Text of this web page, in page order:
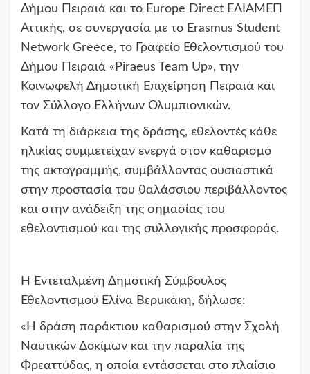
Δήμου Πειραιά και το Europe Direct ΕΛΙΑΜΕΠ
Αττικής, σε συνεργασία με το Erasmus Student
Network Greece, το Γραφείο Εθελοντισμού του
Δήμου Πειραιά «Piraeus Team Up», την
Κοινωφελή Δημοτική Επιχείρηση Πειραιά και
τον Σύλλογο Ελλήνων Ολυμπιονικών.
Κατά τη διάρκεια της δράσης, εθελοντές κάθε
ηλικίας συμμετείχαν ενεργά στον καθαρισμό
της ακτογραμμής, συμβάλλοντας ουσιαστικά
στην προστασία του θαλάσσιου περιβάλλοντος
και στην ανάδειξη της σημασίας του
εθελοντισμού και της συλλογικής προσφοράς.
Η Εντεταλμένη Δημοτική Σύμβουλος
Εθελοντισμού Ελίνα Βερυκάκη, δήλωσε:
«Η δράση παράκτιου καθαρισμού στην Σχολή
Ναυτικών Δοκίμων και την παραλία της
Φρεαττύδας, η οποία εντάσσεται στο πλαίσιο